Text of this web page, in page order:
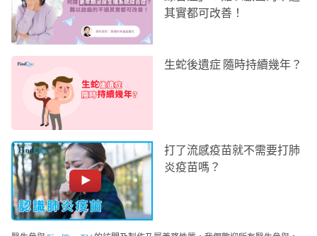
其實都可改善！
生蛇後遺症 隨時持續幾年？
打了流感疫苗就不需要打肺
炎疫苗嗎？